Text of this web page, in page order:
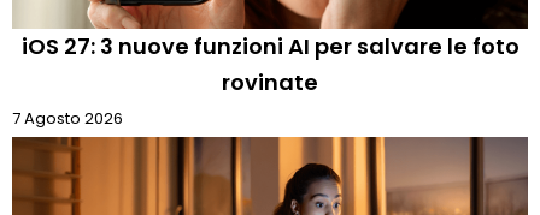
iOS 27: 3 nuove funzioni AI per salvare le foto
rovinate
7 Agosto 2026